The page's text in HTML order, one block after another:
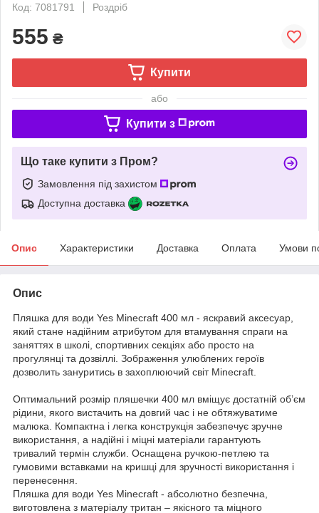
Код: 7081791
Роздріб
555 ₴
Купити
або
Купити з
Що таке купити з Пром?
Замовлення під захистом
Доступна доставка
Опис Характеристики Доставка Оплата Умови
Опис
Пляшка для води Yes Minecraft 400 мл - яскравий аксесуар,
який стане надійним атрибутом для втамування спраги на
заняттях в школі, спортивних секціях або просто на
прогулянці та дозвіллі. Зображення улюблених героїв
дозволить зануритись в захоплюючий світ Minecraft.
Оптимальний розмір пляшечки 400 мл вміщує достатній об’єм
рідини, якого вистачить на довгий час і не обтяжуватиме
малюка. Компактна і легка конструкція забезпечує зручне
використання, а надійні і міцні матеріали гарантують
тривалий термін служби. Оснащена ручкою-петлею та
гумовими вставками на кришці для зручності використання і
перенесення.
Пляшка для води Yes Minecraft - абсолютно безпечна,
виготовлена з матеріалу тритан – якісного та міцного